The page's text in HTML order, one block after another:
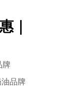
｜
牌
品牌